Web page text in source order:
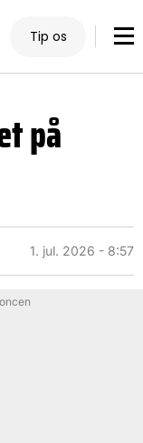
Tip os
på
1. jul. 2026 - 8:57